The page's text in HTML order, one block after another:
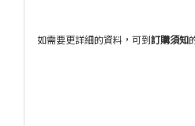
如需要更詳細的資料，可到訂購須知